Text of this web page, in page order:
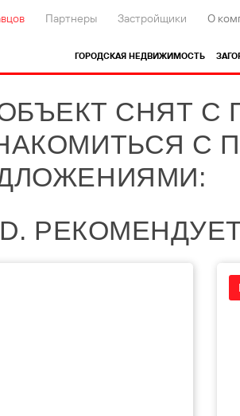
Партнеры Застройщики О
ГОРОДСКАЯ НЕДВИЖИМОСТЬ
СНЯТ С
С